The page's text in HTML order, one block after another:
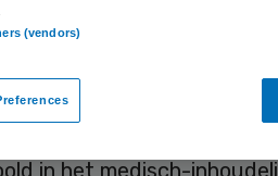
is voor hoe je deze
van medisch
in het medisch-
(vendors)